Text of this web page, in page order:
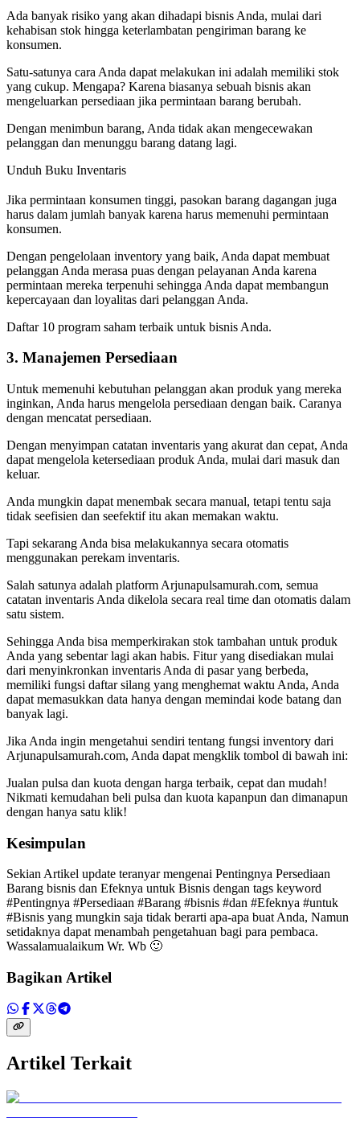
Ada banyak risiko yang akan dihadapi bisnis Anda, mulai dari
kehabisan stok hingga keterlambatan pengiriman barang ke
konsumen.
Satu-satunya cara Anda dapat melakukan ini adalah memiliki stok
yang cukup. Mengapa? Karena biasanya sebuah bisnis akan
mengeluarkan persediaan jika permintaan barang berubah.
Dengan menimbun barang, Anda tidak akan mengecewakan
pelanggan dan menunggu barang datang lagi.
Unduh Buku Inventaris
Jika permintaan konsumen tinggi, pasokan barang dagangan juga
harus dalam jumlah banyak karena harus memenuhi permintaan
konsumen.
Dengan pengelolaan inventory yang baik, Anda dapat membuat
pelanggan Anda merasa puas dengan pelayanan Anda karena
permintaan mereka terpenuhi sehingga Anda dapat membangun
kepercayaan dan loyalitas dari pelanggan Anda.
Daftar 10 program saham terbaik untuk bisnis Anda.
3. Manajemen Persediaan
Untuk memenuhi kebutuhan pelanggan akan produk yang mereka
inginkan, Anda harus mengelola persediaan dengan baik. Caranya
dengan mencatat persediaan.
Dengan menyimpan catatan inventaris yang akurat dan cepat, Anda
dapat mengelola ketersediaan produk Anda, mulai dari masuk dan
keluar.
Anda mungkin dapat menembak secara manual, tetapi tentu saja
tidak seefisien dan seefektif itu akan memakan waktu.
Tapi sekarang Anda bisa melakukannya secara otomatis
menggunakan perekam inventaris.
Salah satunya adalah platform Arjunapulsamurah.com, semua
catatan inventaris Anda dikelola secara real time dan otomatis dalam
satu sistem.
Sehingga Anda bisa memperkirakan stok tambahan untuk produk
Anda yang sebentar lagi akan habis. Fitur yang disediakan mulai
dari menyinkronkan inventaris Anda di pasar yang berbeda,
memiliki fungsi daftar silang yang menghemat waktu Anda, Anda
dapat memasukkan data hanya dengan memindai kode batang dan
banyak lagi.
Jika Anda ingin mengetahui sendiri tentang fungsi inventory dari
Arjunapulsamurah.com, Anda dapat mengklik tombol di bawah ini:
Jualan pulsa dan kuota dengan harga terbaik, cepat dan mudah!
Nikmati kemudahan beli pulsa dan kuota kapanpun dan dimanapun
dengan hanya satu klik!
Kesimpulan
Sekian Artikel update teranyar mengenai Pentingnya Persediaan
Barang bisnis dan Efeknya untuk Bisnis dengan tags keyword
#Pentingnya #Persediaan #Barang #bisnis #dan #Efeknya #untuk
#Bisnis yang mungkin saja tidak berarti apa-apa buat Anda, Namun
setidaknya dapat menambah pengetahuan bagi para pembaca.
Wassalamualaikum Wr. Wb 🙂
Bagikan Artikel
Artikel Terkait